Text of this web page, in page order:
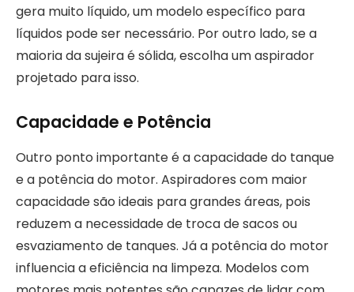
gera muito líquido, um modelo específico para
líquidos pode ser necessário. Por outro lado, se a
maioria da sujeira é sólida, escolha um aspirador
projetado para isso.
Capacidade e Potência
Outro ponto importante é a capacidade do tanque
e a potência do motor. Aspiradores com maior
capacidade são ideais para grandes áreas, pois
reduzem a necessidade de troca de sacos ou
esvaziamento de tanques. Já a potência do motor
influencia a eficiência na limpeza. Modelos com